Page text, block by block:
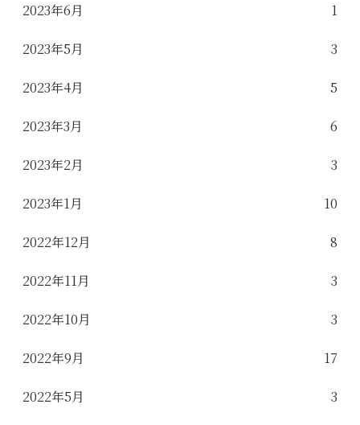
2023年6月 1
2023年5月 3
2023年4月 5
2023年3月 6
2023年2月 3
2023年1月 10
2022年12月 8
2022年11月 3
2022年10月 3
2022年9月 17
2022年5月 3